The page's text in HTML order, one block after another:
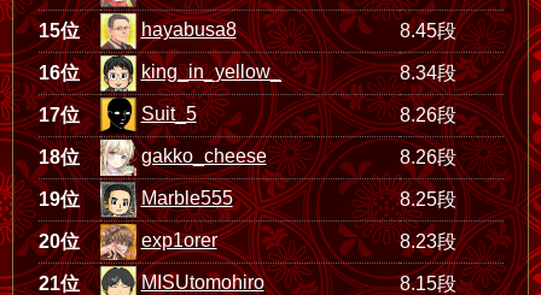
15位 hayabusa8 8.45段
16位 king_in_yellow_ 8.34段
17位 Suit_5 8.26段
18位 gakko_cheese 8.26段
19位 Marble555 8.25段
20位 exp1orer 8.23段
21位 MISUtomohiro 8.15段